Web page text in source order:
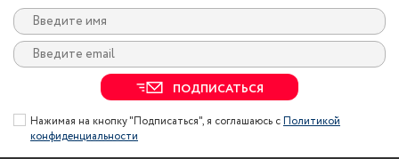
ПОДПИСАТЬСЯ
Нажимая на кнопку "Подписаться", я соглашаюсь сПолитикой
конфиденциальности